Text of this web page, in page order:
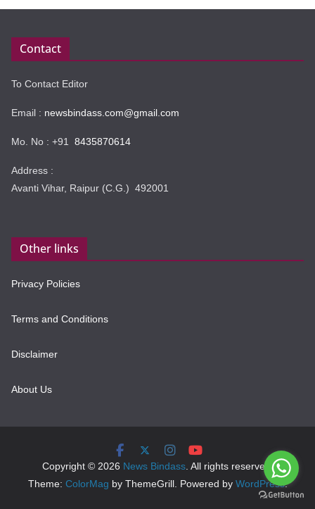
Contact
To Contact Editor
Email : newsbindass.com@gmail.com
Mo. No : +91 8435870614
Address :
Avanti Vihar, Raipur (C.G.) 492001
Other links
Privacy Policies
Terms and Conditions
Disclaimer
About Us
Copyright © 2026 News Bindass. All rights reserved.
Theme: ColorMag by ThemeGrill. Powered by WordPress.